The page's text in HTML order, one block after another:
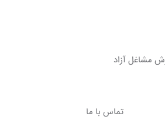
مشاغل آزاد
تماس با ما